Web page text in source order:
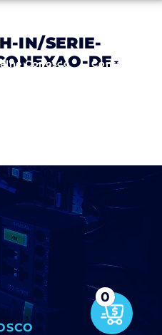
Conosco Contato
IN/SERIE-
DE-
0